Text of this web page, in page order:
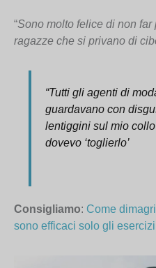
“Sono molto felice di non
ragazze che si privano di
“Tutti gli agenti di
guardavano con
lentiggini sul mio
dovevo ‘toglierlo’
Consigliamo: Come
sono efficaci solo gli